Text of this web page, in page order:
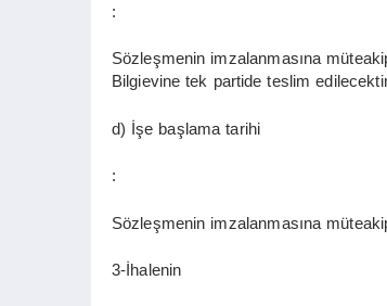
:
Sözleşmenin imzalanmasına
Bilgievine tek partide teslim
d) İşe başlama tarihi
:
Sözleşmenin imzalanmasına
3-İhalenin